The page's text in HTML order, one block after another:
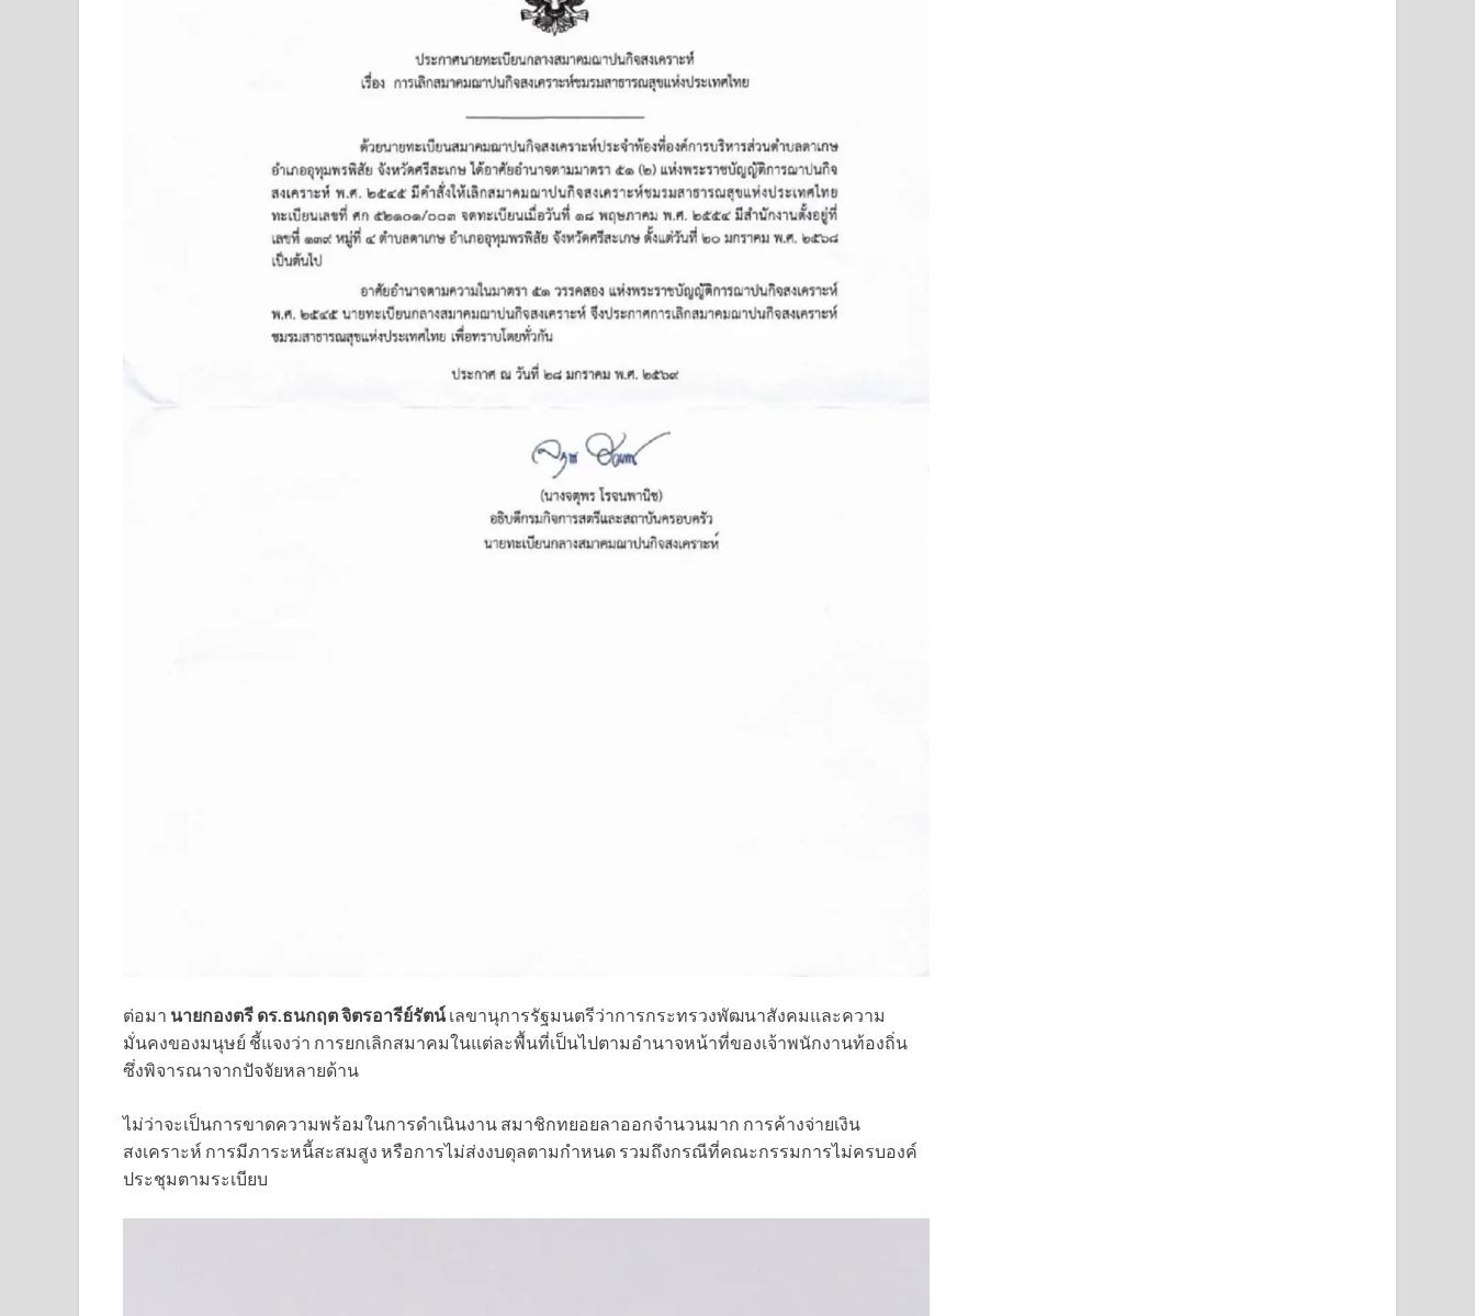
ต่อมา นายกองตรี ดร.ธนกฤต จิตรอารีย์รัตน์เลขานุการรัฐมนตรีว่าการกระทรวงพัฒนาสังคมและความ
มั่นคงของมนุษย์ ชี้แจงว่า การยกเลิกสมาคมในแต่ละพื้นที่เป็นไปตามอำนาจหน้าที่ของเจ้าพนักงานท้องถิ่น
ซึ่งพิจารณาจากปัจจัยหลายด้าน
ไม่ว่าจะเป็นการขาดความพร้อมในการดำเนินงาน สมาชิกทยอยลาออกจำนวนมาก การค้างจ่ายเงิน
สงเคราะห์ การมีภาระหนี้สะสมสูง หรือการไม่ส่งงบดุลตามกำหนด รวมถึงกรณีที่คณะกรรมการไม่ครบองค์
ประชุมตามระเบียบ